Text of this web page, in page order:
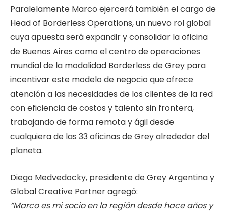
Paralelamente Marco ejercerá también el cargo de
Head of Borderless Operations, un nuevo rol global
cuya apuesta será expandir y consolidar la oficina
de Buenos Aires como el centro de operaciones
mundial de la modalidad Borderless de Grey para
incentivar este modelo de negocio que ofrece
atención a las necesidades de los clientes de la red
con eficiencia de costos y talento sin frontera,
trabajando de forma remota y ágil desde
cualquiera de las 33 oficinas de Grey alrededor del
planeta.
Diego Medvedocky, presidente de Grey Argentina y
Global Creative Partner agregó:
“Marco es mi socio en la región desde hace años y